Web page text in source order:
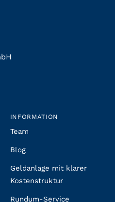
INFORMATION
Team
Blog
Geldanlage mit klarer
Kostenstruktur
Rundum-Service